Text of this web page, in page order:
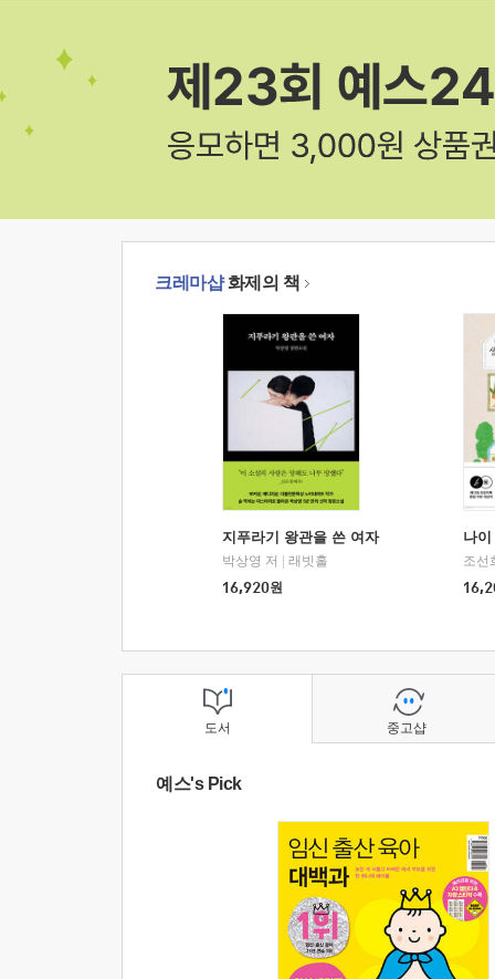
크레마샵화제의 책
지푸라기 왕관을 쓴 여자
박상영 저
래빗홀
16,920원
나
조선
도서
예스's Pick
중고샵